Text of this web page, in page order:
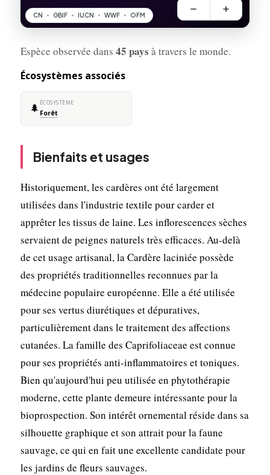
Espèce observée dans 45 pays à travers le monde.
Écosystèmes associés
🌲 ÉCOSYSTÈME
Forêt
Bienfaits et usages
Historiquement, les cardères ont été largement
utilisées dans l'industrie textile pour carder et
apprêter les tissus de laine. Les inflorescences sèches
servaient de peignes naturels très efficaces. Au-delà
de cet usage artisanal, la Cardère laciniée possède
des propriétés traditionnelles reconnues par la
médecine populaire européenne. Elle a été utilisée
pour ses vertus diurétiques et dépuratives,
particulièrement dans le traitement des affections
cutanées. La famille des Caprifoliaceae est connue
pour ses propriétés anti-inflammatoires et toniques.
Bien qu'aujourd'hui peu utilisée en phytothérapie
moderne, cette plante demeure intéressante pour la
bioprospection. Son intérêt ornemental réside dans sa
silhouette graphique et son attrait pour la faune
sauvage, ce qui en fait une excellente candidate pour
les jardins de fleurs sauvages.